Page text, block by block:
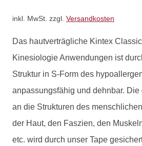
inkl. MwSt. zzgl. Versandkosten
Das hautverträgliche Kintex
Kinesiologie Anwendungen ist
Struktur in S-Form des
anpassungsfähig und dehnbar.
an die Strukturen des
der Haut, den Faszien, den
etc. wird durch unser Tape